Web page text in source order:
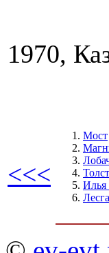
1970,
<<<
Мост
Илья